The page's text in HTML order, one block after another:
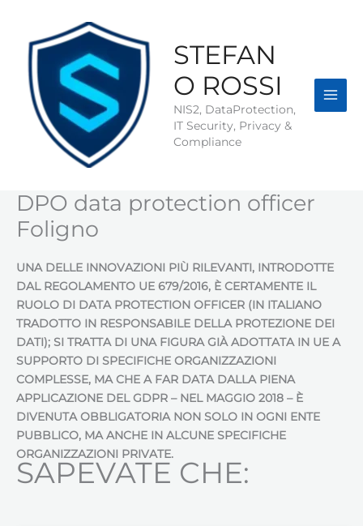
contenuto
STEFAN
O ROSSI
NIS2, DataProtection,
IT Security, Privacy &
Compliance
DPO data protection officer
Foligno
UNA DELLE INNOVAZIONI PIÙ RILEVANTI, INTRODOTTE
DAL REGOLAMENTO UE 679/2016, È CERTAMENTE IL
RUOLO DI DATA PROTECTION OFFICER (IN ITALIANO
TRADOTTO IN RESPONSABILE DELLA PROTEZIONE DEI
DATI); SI TRATTA DI UNA FIGURA GIÀ ADOTTATA IN UE A
SUPPORTO DI SPECIFICHE ORGANIZZAZIONI
COMPLESSE, MA CHE A FAR DATA DALLA PIENA
APPLICAZIONE DEL GDPR – NEL MAGGIO 2018 – È
DIVENUTA OBBLIGATORIA NON SOLO IN OGNI ENTE
PUBBLICO, MA ANCHE IN ALCUNE SPECIFICHE
ORGANIZZAZIONI PRIVATE.
SAPEVATE CHE: